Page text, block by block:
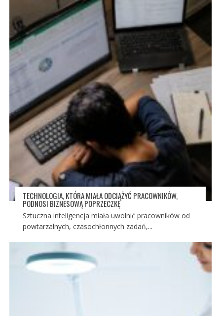
TECHNOLOGIA, KTÓRA MIAŁA ODCIĄŻYĆ PRACOWNIKÓW,
PODNOSI BIZNESOWĄ POPRZECZKĘ
Sztuczna inteligencja miała uwolnić pracowników od
powtarzalnych, czasochłonnych zadań,...